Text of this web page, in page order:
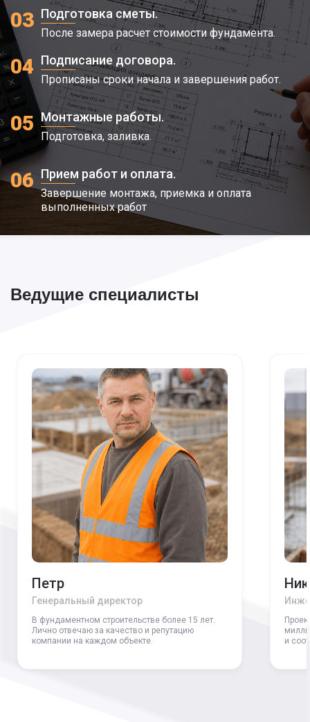
03 Подготовка сметы.
После замера расчет стоимости фундамента.
04 Подписание договора.
Прописаны сроки начала и завершения работ.
05 Монтажные работы.
Подготовка, заливка.
06 Прием работ и оплата.
Завершение монтажа, приемка и оплата
выполненных работ
Ведущие специалисты
Петр
Генеральный директор
В фундаментном строительстве более 15 лет.
Лично отвечаю за качество и репутацию
компании на каждом объекте.
и